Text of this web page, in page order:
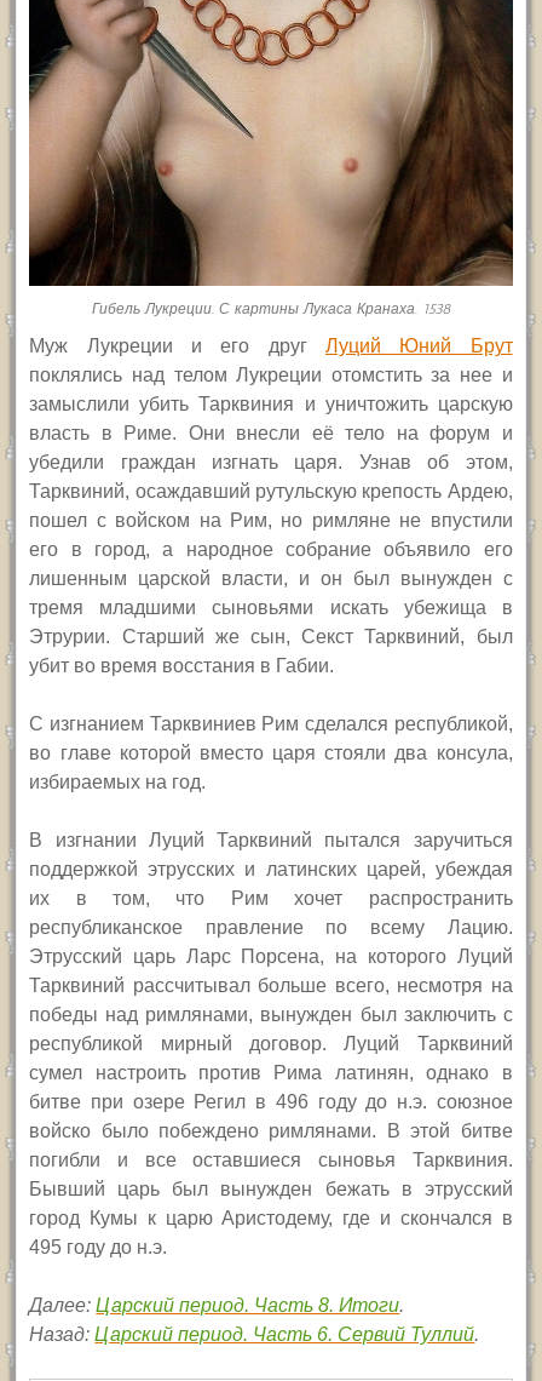
Гибель Лукреции. С картины Лукаса Кранаха. 1538
Муж Лукреции и его друг Луций Юний Брут
поклялись над телом Лукреции отомстить за нее и
замыслили убить Тарквиния и уничтожить царскую
власть в Риме. Они внесли её тело на форум и
убедили граждан изгнать царя. Узнав об этом,
Тарквиний, осаждавший рутульскую крепость Ардею,
пошел с войском на Рим, но римляне не впустили
его в город, а народное собрание объявило его
лишенным царской власти, и он был вынужден с
тремя младшими сыновьями искать убежища в
Этрурии. Старший же сын, Секст Тарквиний, был
убит во время восстания в Габии.
С изгнанием Тарквиниев Рим сделался республикой,
во главе которой вместо царя стояли два консула,
избираемых на год.
В изгнании Луций Тарквиний пытался заручиться
поддержкой этрусских и латинских царей, убеждая
их в том, что Рим хочет распространить
республиканское правление по всему Лацию.
Этрусский царь Ларс Порсена, на которого Луций
Тарквиний рассчитывал больше всего, несмотря на
победы над римлянами, вынужден был заключить с
республикой мирный договор. Луций Тарквиний
сумел настроить против Рима латинян, однако в
битве при озере Регил в 496 году до н.э. союзное
войско было побеждено римлянами. В этой битве
погибли и все оставшиеся сыновья Тарквиния.
Бывший царь был вынужден бежать в этрусский
город Кумы к царю Аристодему, где и скончался в
495 году до н.э.
Далее:Царский период. Часть 8. Итоги.
Назад:Царский период. Часть 6. Сервий Туллий.